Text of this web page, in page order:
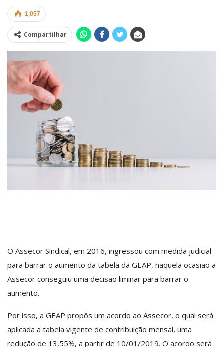
1,057
Compartilhar
O Assecor Sindical, em 2016, ingressou com medida judicial
para barrar o aumento da tabela da GEAP, naquela ocasião a
Assecor conseguiu uma decisão liminar para barrar o
aumento.
Por isso, a GEAP propôs um acordo ao Assecor, o qual será
aplicada a tabela vigente de contribuição mensal, uma
redução de 13,55%, a partir de 10/01/2019. O acordo será